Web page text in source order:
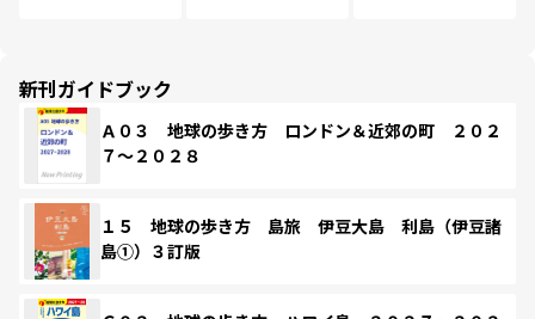
新刊ガイドブック
Ａ０３ 地球の歩き方 ロンドン＆近郊の町 ２０２
７～２０２８
１５ 地球の歩き方 島旅 伊豆大島 利島（伊豆諸
島①）３訂版